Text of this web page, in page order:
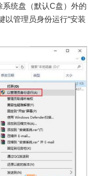
统盘（默认C盘）外的
以管理员身份运行“安装